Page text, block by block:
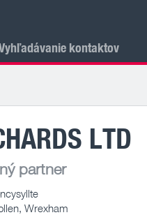
kontaktov
LTD
partner
Wrexham